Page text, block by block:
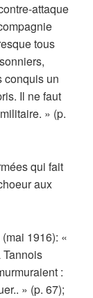
attaque
tous
conquis un
Il ne faut
» (p.
qui fait
aux
1916): «
:
» (p. 67);